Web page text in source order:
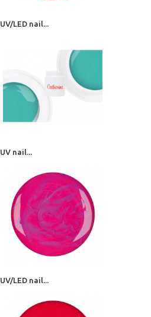
UV/LED nail...
UV nail...
UV/LED nail...